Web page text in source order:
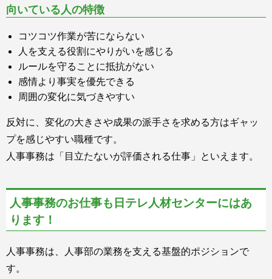
向いている人の特徴
コツコツ作業が苦にならない
人を支える役割にやりがいを感じる
ルールを守ることに抵抗がない
感情より事実を優先できる
周囲の変化に気づきやすい
反対に、変化の大きさや成果の派手さを求める方はギャッ
プを感じやすい職種です。
人事事務は「目立たないが評価される仕事」といえます。
人事事務のお仕事も日テレ人材センターにはあ
ります！
人事事務は、人事部の業務を支える基盤的ポジションで
す。